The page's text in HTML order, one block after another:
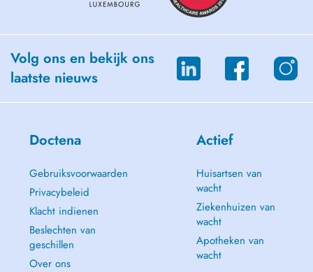
Volg ons en bekijk ons
laatste nieuws
Doctena
Gebruiksvoorwaarden
Privacybeleid
Klacht indienen
Beslechten van
geschillen
Over ons
Actief
Huisartsen van
wacht
Ziekenhuizen van
wacht
Apotheken van
wacht